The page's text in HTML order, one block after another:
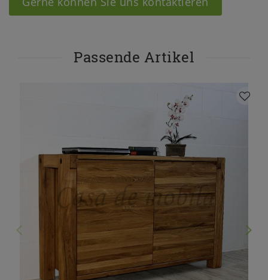
Passende Artikel